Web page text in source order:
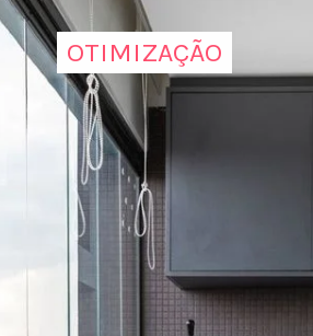
OTIMIZAÇÃO
OTIMIZAÇÃO